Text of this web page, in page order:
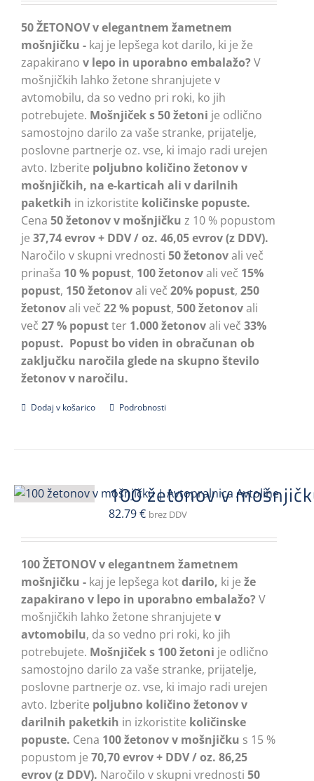
50 ŽETONOV v elegantnem žametnem
mošnjičku - kaj je lepšega kot darilo, ki je že
zapakirano v lepo in uporabno embalažo? V
mošnjičkih lahko žetone shranjujete v
avtomobilu, da so vedno pri roki, ko jih
potrebujete. Mošnjiček s 50 žetoni je odlično
samostojno darilo za vaše stranke, prijatelje,
poslovne partnerje oz. vse, ki imajo radi urejen
avto. Izberite poljubno količino žetonov v
mošnjičkih, na e-karticah ali v darilnih
paketkih in izkoristite količinske popuste.
Cena 50 žetonov v mošnjičku z 10 % popustom
je 37,74 evrov + DDV / oz. 46,05 evrov (z DDV).
Naročilo v skupni vrednosti 50 žetonovali več
prinaša 10 % popust, 100 žetonovali več 15%
popust, 150 žetonovali več 20% popust, 250
žetonovali več 22 % popust, 500 žetonovali
več 27 % popustter 1.000 žetonovali več 33%
popust. Popust bo viden in obračunan ob
zaključku naročila glede na skupno število
žetonov v naročilu.
Dodaj v košarico Podrobnosti
100 žetonov v
82.79€ brez DDV
100 ŽETONOV v elegantnem žametnem
mošnjičku - kaj je lepšega kotdarilo, ki je že
zapakirano v lepo in uporabno embalažo? V
mošnjičkih lahko žetone shranjujete v
avtomobilu, da so vedno pri roki, ko jih
potrebujete. Mošnjiček s 100 žetoni je odlično
samostojno darilo za vaše stranke, prijatelje,
poslovne partnerje oz. vse, ki imajo radi urejen
avto. Izberite poljubno količino žetonov v
darilnih paketkih in izkoristite količinske
popuste. Cena 100 žetonov v mošnjičku s 15 %
popustom je 70,70 evrov + DDV / oz. 86,25
evrov (z DDV). Naročilo v skupni vrednosti 50